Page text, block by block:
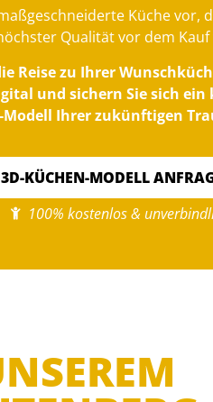
Küche vor,
Qualität vor dem
Reise zu Ihrer
und sichern Sie sich ein
Ihrer zukünftigen
3D-KÜCHEN-MODELL
100% kostenlos &